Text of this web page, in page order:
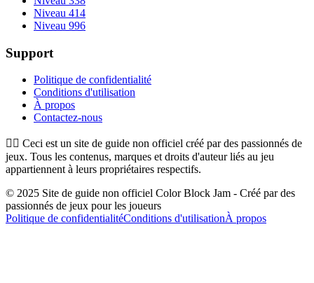
Niveau 414
Niveau 996
Support
Politique de confidentialité
Conditions d'utilisation
À propos
Contactez-nous
👉🏻 Ceci est un site de guide non officiel créé par des passionnés de
jeux. Tous les contenus, marques et droits d'auteur liés au jeu
appartiennent à leurs propriétaires respectifs.
© 2025 Site de guide non officiel Color Block Jam - Créé par des
passionnés de jeux pour les joueurs
Politique de confidentialitéConditions d'utilisationÀ propos